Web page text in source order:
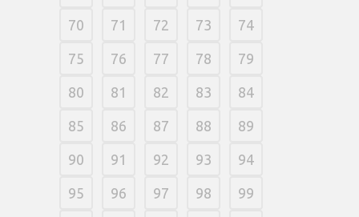
70 71 72 73 74
75 76 77 78 79
80 81 82 83 84
85 86 87 88 89
90 91 92 93 94
95 96 97 98 99